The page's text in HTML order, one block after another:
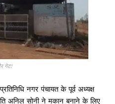
गेट!
नगर पंचायत के पूर्व अध्यक्ष
अनिल सोनी ने मकान बनाने के लिए